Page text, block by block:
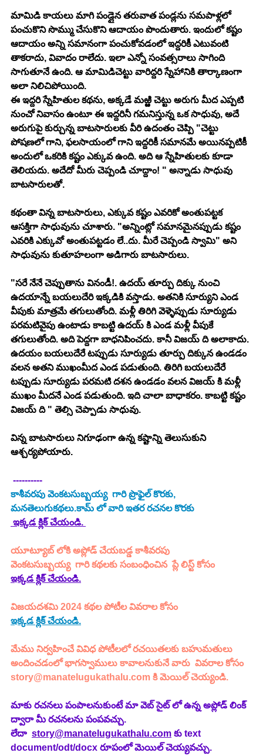
మామిడి కాయలు మాగి పండ్లైన తరువాత పండ్లను సమపాళ్లలో
పంచుకొని సొమ్ము చేసుకొని ఆదాయం పొందుతారు. ఇందులో కష్టం
ఆదాయం అన్ని సమానంగా పంచుకోవడంలో ఇద్దరికీ ఎటువంటి
తాకరాదు, వివాదం రాలేదు. ఇలా ఎన్నో సంవత్సరాలు సాగింది
సాగుతూనే ఉంది. ఆ మామిడిచెట్టు వారిద్దరి స్నేహానికి తార్కాణంగా
అలా నిలిచిపోయింది.
ఈ ఇద్దరి స్నేహితుల కథను, అక్కడే మఱ్ఱి చెట్టు అరుగు మీద ఎప్పటి
నుంచో నివాసం ఉంటూ ఈ ఇద్దరినీ గమనిస్తున్న ఒక సాధువు, అదే
అరుగుపై కుర్చున్న బాటసారులకు వీరి ఉదంతం చెప్పి "చెట్టు
పోషణలో గాని, ఫలసాయంలో గాని ఇద్దరికీ సమానమే అయినప్పటికీ
అందులో ఒకరికి కష్టం ఎక్కువ ఉంది. అది ఆ స్నేహితులకు కూడా
తెలియదు. అదేదో మీరు చెప్పండి చూద్దాం! " అన్నాడు సాధువు
బాటసారులతో.
కథంతా విన్న బాటసారులు, ఎక్కువ కష్టం ఎవరికో అంతుపట్టక
ఆసక్తిగా సాధువును చూశారు. "అన్నింట్లో సమానమైనప్పుడు కష్టం
ఎవరికి ఎక్కువో అంతుపట్టడం లే..దు. మీరే చెప్పండి స్వామి" అని
సాధువును కుతూహలంగా అడిగారు బాటసారులు.
"సరే నేనే చెప్పుతాను వినండీ!. ఉదయ్ తూర్పు దిక్కు నుంచి
ఉదయాన్నే బయలుదేరి ఇక్కడికి వస్తాడు. అతనికి సూర్యుని ఎండ
వీపుకు మాత్రమే తగులుతోంది. మళ్లీ తిరిగి వెళ్ళెప్పుడు సూర్యుడు
పరమటివైపు ఉంటాడు కాబట్టి ఉదయ్ కి ఎండ మళ్లీ వీపుకే
తగులుతోంది. అది పెద్దగా బాధనిపించదు. కానీ విజయ్ ది అలాకాదు.
ఉదయం బయలుదేరే టప్పుడు సూర్యుడు తూర్పు దిక్కున ఉండడం
వలన అతని ముఖంమీద ఎండ పడుతుంది. తిరిగి బయలుదేరే
టప్పుడు సూర్యుడు పరమటి దశన ఉండడం వలన విజయ్ కి మళ్లీ
ముఖం మీదనే ఎండ పడుతుంది. ఇది చాలా బాధాకరం. కాబట్టి కష్టం
విజయ్ ది " తెల్సి చెప్పాడు సాధువు.
విన్న బాటసారులు నిగూఢంగా ఉన్న కష్టాన్ని తెలుసుకుని
ఆశ్చర్యపోయారు.
----------
కాశీవరపు వెంకటసుబ్బయ్య  గారి ప్రొఫైల్ కొరకు,
మనతెలుగుకథలు.కామ్ లో వారి ఇతర రచనల కొరకు
ఇక్కడ క్లిక్ చేయండి.
యూట్యూబ్ లోకి అప్లోడ్ చేయబడ్డ కాశీవరపు
వెంకటసుబ్బయ్య గారి కథలకు సంబంధించిన  ప్లే లిస్ట్ కోసం
ఇక్కడ క్లిక్ చేయండి.
విజయదశమి 2024 కథల పోటీల వివరాల కోసం
ఇక్కడ క్లిక్ చేయండి.
మేము నిర్వహించే వివిధ పోటీలలో రచయితలకు బహుమతులు
అందించడంలో భాగస్వాములు కావాలనుకునే వారు  వివరాల కోసం
story@manatelugukathalu.com కి మెయిల్ చెయ్యండి.
మాకు రచనలు పంపాలనుకుంటే మా వెబ్ సైట్ లో ఉన్న అప్లోడ్ లింక్
ద్వారా మీ రచనలను పంపవచ్చు.
లేదా story@manatelugukathalu.com కు text
document/odt/docx రూపంలో మెయిల్ చెయ్యవచ్చు.